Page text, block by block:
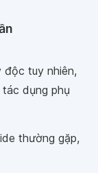
độc tuy nhiên,
dụng phụ
thường gặp,